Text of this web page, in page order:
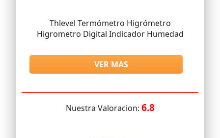
Thlevel Termómetro Higrómetro
Higrometro Digital Indicador Humedad
VER MAS
Nuestra Valoracion: 6.8